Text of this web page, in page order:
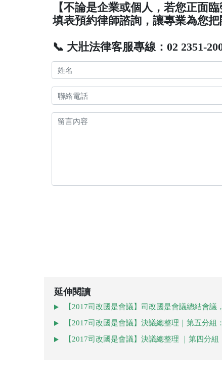
【不論是企業或個人，若您正面
填表預約律師諮詢，讓專業為您把
📞 大壯法律客服專線：02 2351-
延伸閱讀
【2017司改國是會議】司改國是會議總結會議
【2017司改國是會議】決議總整理｜第五分組
【2017司改國是會議】決議總整理 ｜第四分